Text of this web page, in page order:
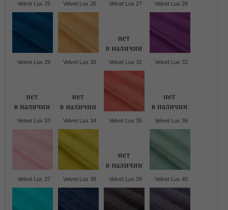
Velvet Lux 25 Velvet Lux 26 Velvet Lux 27 Velvet Lux 28
Velvet Lux 29 Velvet Lux 30 Velvet Lux 31 Velvet Lux 32
Velvet Lux 33 Velvet Lux 34 Velvet Lux 35 Velvet Lux 36
Velvet Lux 37 Velvet Lux 38 Velvet Lux 39 Velvet Lux 40